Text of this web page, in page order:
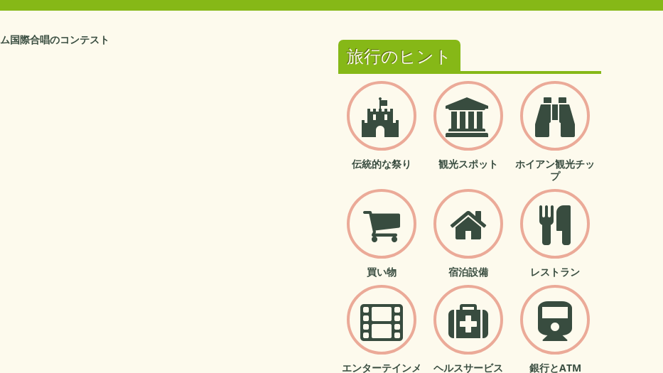
国際合唱のコンテスト
旅行のヒント
伝統的な祭り 観光スポット
ホイアン観光チッ
プ
買い物 宿泊設備 レストラン
エンターテインメ ヘルスサービス 銀行とATM